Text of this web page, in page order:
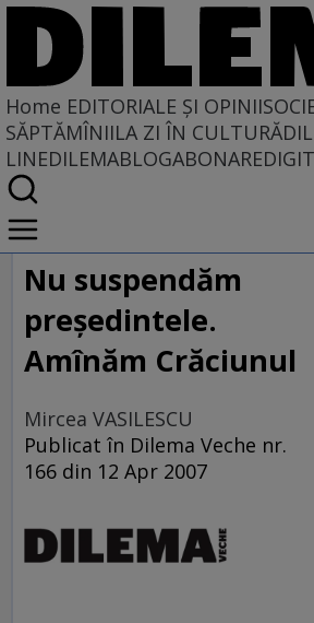
Home EDITORIALE ȘI OPINII
SĂPTĂMÎNIILA ZI ÎN CULTURĂ
LINEDILEMABLOGABONARE
Home
EDITORIALE ȘI OPINII
SITUAȚIUNEA
Nu suspendăm
preşedintele.
Amînăm Crăciunul
Mircea VASILESCU
Publicat în Dilema Veche nr.
166 din 12 Apr 2007